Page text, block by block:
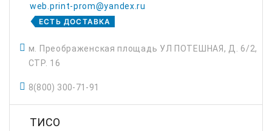
выполняем работы, используя современные
технологии офсетной, цифровой и других
web.print-prom@yandex.ru
ЕСТЬ ДОСТАВКА
м. Преображенская площадь УЛ ПОТЕШНАЯ, Д. 6/2,
СТР. 16
8(800) 300-71-91
ТИСО